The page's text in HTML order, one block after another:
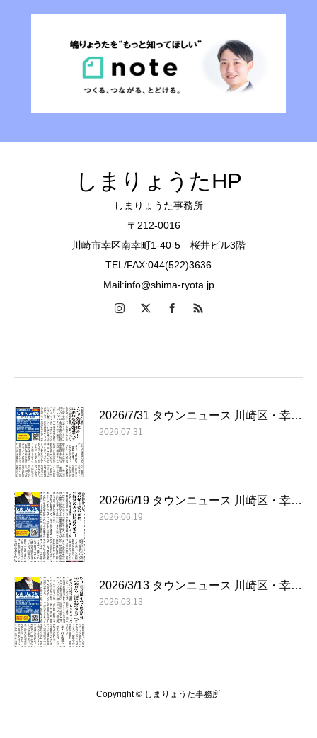
しまりょうたHP
しまりょうた事務所
〒212-0016
川崎市幸区南幸町1-40-5 桜井ビル3階
TEL/FAX:044(522)3636
Mail:info@shima-ryota.jp
2026/7/31 タウンニュース 川崎区・幸…
2026.07.31
2026/6/19 タウンニュース 川崎区・幸…
2026.06.19
2026/3/13 タウンニュース 川崎区・幸…
2026.03.13
Copyright © しまりょうた事務所